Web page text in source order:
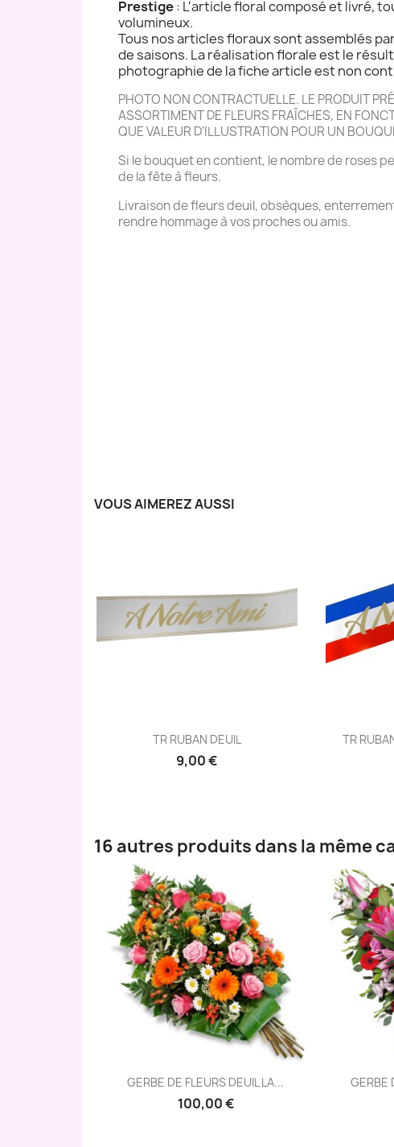
Prestige: L'article floral composé et livré,
volumineux.
Tous nos articles floraux sont assemblés
de saisons. La réalisation florale est le
photographie de la fiche article est non
PHOTO NON CONTRACTUELLE. LE PRODUIT
ASSORTIMENT DE FLEURS FRAÎCHES, EN
QUE VALEUR D'ILLUSTRATION POUR UN
Si le bouquet en contient, le nombre de roses
de la fête à fleurs.
Livraison de fleurs deuil, obsèques,
rendre hommage à vos proches ou amis.
VOUS AIMEREZ AUSSI
Aperçu rapide
TR RUBAN DEUIL
9,00 €

TR
16 autres produits dans la même
Aperçu rapide
GERBE DE FLEURS DEUIL LA...
100,00 €

GERBE